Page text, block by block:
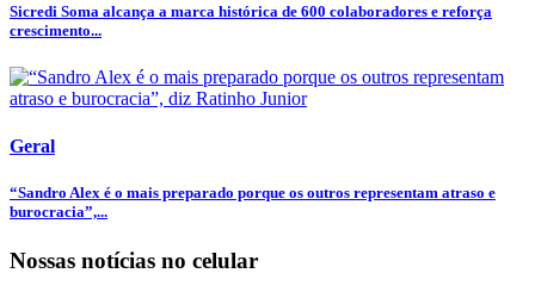
Sicredi Soma alcança a marca histórica de 600 colaboradores e reforça
crescimento...
Geral
“Sandro Alex é o mais preparado porque os outros representam atraso e
burocracia”,...
Nossas notícias no celular